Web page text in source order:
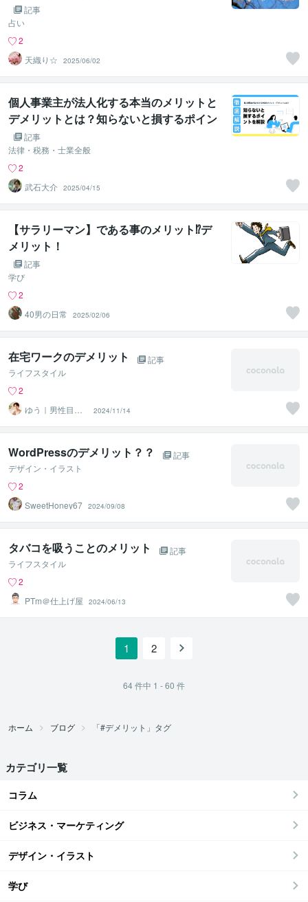
記事
占い
2
天織り☆
2025/06/02
個人事業主が法人化する本当のメリットと
デメリットとは？知らないと損するポイン
トを解説
記事
法律・税務・士業全般
2
武石大介 2025/04/15
【サラリーマン】である事のメリット⁉️デ
メリット！
記事
学び
2
40男の日常
2025/02/06
在宅ワークのデメリット
記事
ライフスタイル
2
ゆう｜男性目線
の恋愛相談
2024/11/14
WordPressのデメリット？？
記事
デザイン・イラスト
2
SweetHoney67 2024/09/08
タバコを吸うことのメリット
記事
ライフスタイル
2
PTm＠仕上げ屋
2024/06/13
1 2
64件中 1 - 60 件
ホーム ブログ 「#デメリット」タグ
カテゴリ一覧
コラム
ビジネス・マーケティング
デザイン・イラスト
学び